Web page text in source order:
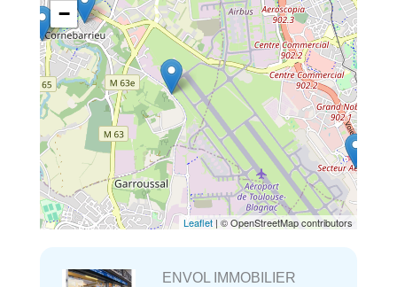
−
Leaflet | © OpenStreetMap contributors
ENVOL IMMOBILIER